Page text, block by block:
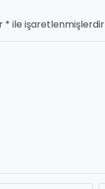
* ile işaretlenmişlerdir